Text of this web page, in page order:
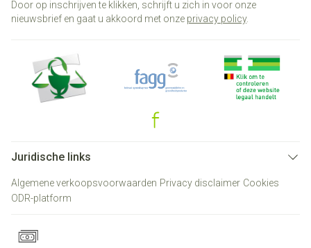
Door op inschrijven te klikken, schrijft u zich in voor onze
nieuwsbrief en gaat u akkoord met onze privacy policy.
Juridische links
Algemene verkoopsvoorwaarden Privacy disclaimer Cookies
ODR-platform